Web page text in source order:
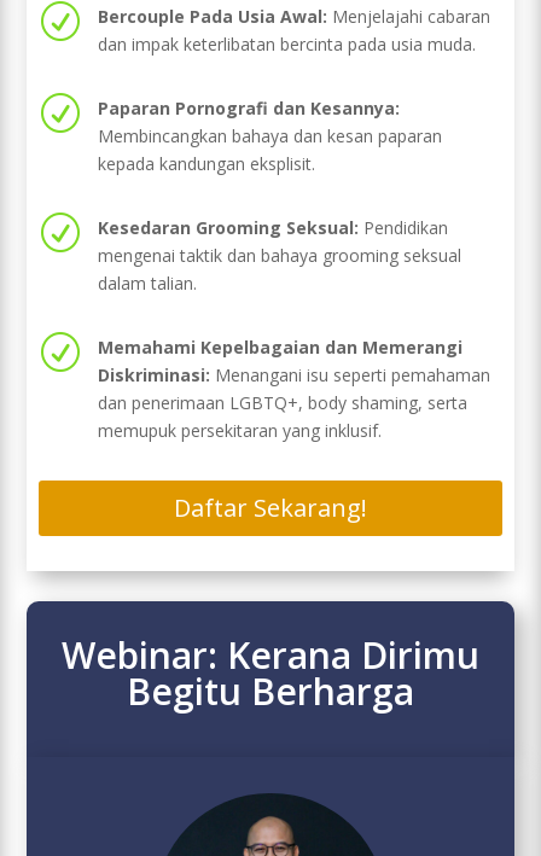
R Bercouple Pada Usia Awal: Menjelajahi cabaran
dan impak keterlibatan bercinta pada usia muda.
R
Paparan Pornografi dan Kesannya:
Membincangkan bahaya dan kesan paparan
kepada kandungan eksplisit.
R Kesedaran Grooming Seksual: Pendidikan
mengenai taktik dan bahaya grooming seksual
dalam talian.
R
Memahami Kepelbagaian dan Memerangi
Diskriminasi: Menangani isu seperti pemahaman
dan penerimaan LGBTQ+, body shaming, serta
memupuk persekitaran yang inklusif.
Daftar Sekarang!
Webinar: Kerana Dirimu
Begitu Berharga